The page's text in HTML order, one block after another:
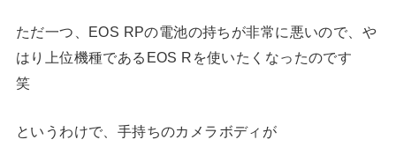
ただ一つ、EOS RPの電池の持ちが非常に悪いので、や
はり上位機種であるEOS Rを使いたくなったのです
笑
というわけで、手持ちのカメラボディが